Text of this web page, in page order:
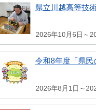
県立川越高等技
2026年10月6日～
令和8年度「県
2026年8月1日～